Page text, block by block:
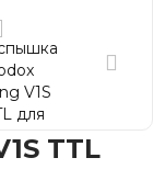
TTL